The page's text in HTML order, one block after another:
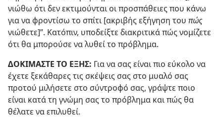
νιώθω ότι δεν εκτιμούνται οι προσπάθειες που κάνω
για να φροντίσω το σπίτι [ακριβής εξήγηση του πώς
νιώθετε]”. Κατόπιν, υποδείξτε διακριτικά πώς νομίζετε
ότι θα μπορούσε να λυθεί το πρόβλημα.
ΔΟΚΙΜΑΣΤΕ ΤΟ ΕΞΗΣ: Για να σας είναι πιο εύκολο να
έχετε ξεκάθαρες τις σκέψεις σας στο μυαλό σας
προτού μιλήσετε στο σύντροφό σας, γράψτε ποιο
είναι κατά τη γνώμη σας το πρόβλημα και πώς θα
θέλατε να επιλυθεί.